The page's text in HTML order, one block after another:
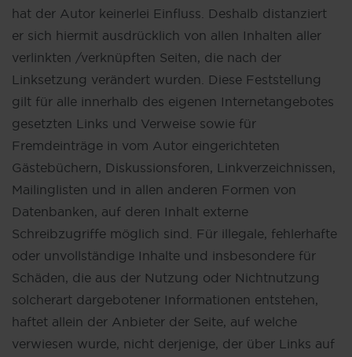
hat der Autor keinerlei Einfluss. Deshalb distanziert
er sich hiermit ausdrücklich von allen Inhalten aller
verlinkten /verknüpften Seiten, die nach der
Linksetzung verändert wurden. Diese Feststellung
gilt für alle innerhalb des eigenen Internetangebotes
gesetzten Links und Verweise sowie für
Fremdeinträge in vom Autor eingerichteten
Gästebüchern, Diskussionsforen, Linkverzeichnissen,
Mailinglisten und in allen anderen Formen von
Datenbanken, auf deren Inhalt externe
Schreibzugriffe möglich sind. Für illegale, fehlerhafte
oder unvollständige Inhalte und insbesondere für
Schäden, die aus der Nutzung oder Nichtnutzung
solcherart dargebotener Informationen entstehen,
haftet allein der Anbieter der Seite, auf welche
verwiesen wurde, nicht derjenige, der über Links auf